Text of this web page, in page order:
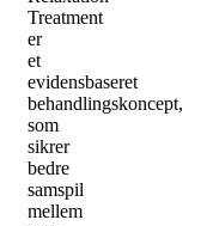
Treatment
er
et
evidensbaseret
behandlingskoncept,
som
sikrer
bedre
samspil
mellem